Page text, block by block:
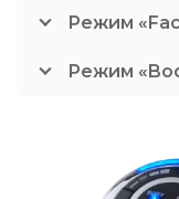
Режим
Режим